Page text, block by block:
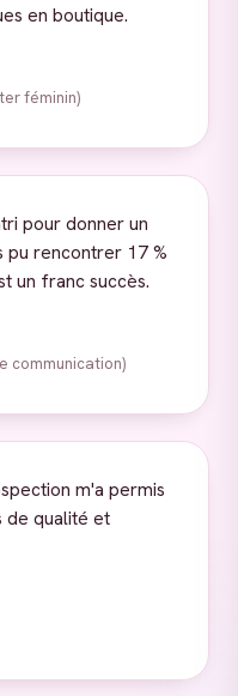
en boutique.
féminin)
pour donner un
pu rencontrer 17 %
un franc succès.
communication)
m'a permis
de qualité et